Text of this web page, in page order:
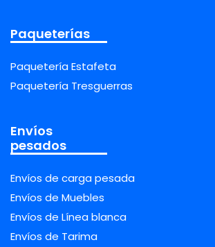
Paqueterías
Paquetería Estafeta
Paquetería Tresguerras
Envíos
pesados
Envíos de carga pesada
Envíos de Muebles
Envíos de Línea blanca
Envíos de Tarima